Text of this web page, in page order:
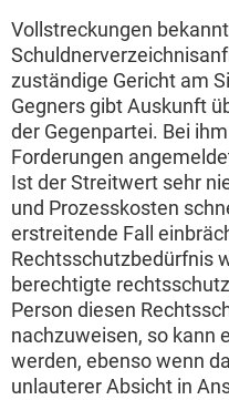
Vollstreckungen
zuständige Gericht am
Gegners gibt Auskunft
der Gegenpartei. Bei
Forderungen
Ist der Streitwert sehr
und Prozesskosten
erstreitende Fall
Rechtsschutzbedürfnis
berechtigte
Person diesen
nachzuweisen, so kann
werden, ebenso wenn
unlauterer Absicht in